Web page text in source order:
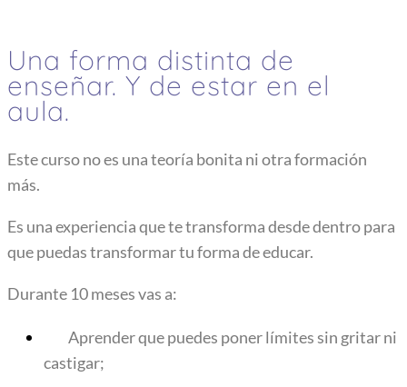
Una forma distinta de
enseñar. Y de estar en el
aula.
Este curso no es una teoría bonita ni otra formación
más.
Es una experiencia que te transforma desde dentro para
que puedas transformar tu forma de educar.
Durante 10 meses vas a:
Aprender que puedes poner límites sin gritar ni
castigar;